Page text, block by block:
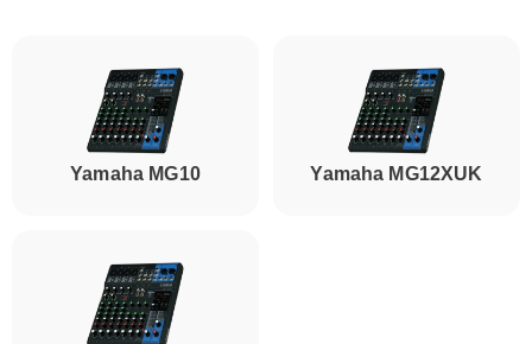
Yamaha MG10 Yamaha MG12XUK